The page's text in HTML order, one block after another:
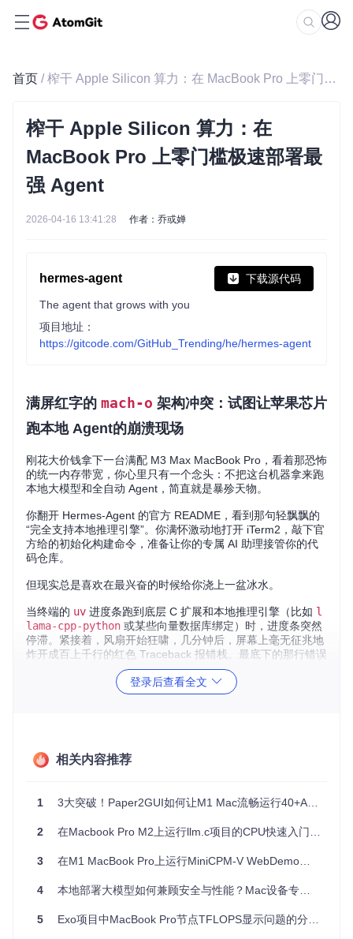
首页 / 榨干 Apple Silicon 算力：在 MacBook Pro 上零门槛极速部署最强 Agent
榨干 Apple Silicon 算力：在
MacBook Pro 上零门槛极速部署最
强 Agent
2026-04-16 13:41:28 作者：乔或婵
hermes-agent 下载源代码
The agent that grows with you
项目地址：
https://gitcode.com/GitHub_Trending/he/hermes-agent
满屏红字的 mach-o 架构冲突：试图让苹果芯片
跑本地 Agent的崩溃现场
刚花大价钱拿下一台满配 M3 Max MacBook Pro，看着那恐怖
的统一内存带宽，你心里只有一个念头：不把这台机器拿来跑
本地大模型和全自动 Agent，简直就是暴殄天物。
你翻开 Hermes-Agent 的官方 README，看到那句轻飘飘的
“完全支持本地推理引擎”。你满怀激动地打开 iTerm2，敲下官
方给的初始化构建命令，准备让你的专属 AI 助理接管你的代
码仓库。
但现实总是喜欢在最兴奋的时候给你浇上一盆冰水。
当终端的 uv 进度条跑到底层 C 扩展和本地推理引擎（比如 l
lama-cpp-python 或某些向量数据库绑定）时，进度条突然
停滞。紧接着，风扇开始狂啸，几分钟后，屏幕上毫无征兆地
炸开成百上千行的红色 Traceback 报错栈。最底下的那行错误
ld: warning: ignoring file... file
was built for x86_64 which is not the architect
ure being linked (arm64)或者是让人绝望的
适配)
里，无数手持顶级 Mac 的极客在哀嚎。官方这套号称跨
平台的架构，在 Apple Silicon 面前直接碎成了一地玻璃渣。
（ARM64 架构）的 macOS 上编译安装 Hermes-Agent 及
脚本未对 Apple Silicon 的底层编译链（如 Metal API 和 Cl
原生arm64的 Wheel 包时，被迫回退到源码编译。这极
址失败，最终造成编译死锁或本地 Agent 彻底无法拉起。
官方文档画的大饼里，默认大家都在用套壳的云端 API。一旦
登录后查看全文
相关内容推荐
1 3大突破！Paper2GUI如何让M1 Mac流畅运行40+AI模型？
2 在Macbook Pro M2上运行llm.c项目的CPU快速入门指南
3 在M1 MacBook Pro上运行MiniCPM-V WebDemo的注意事项
4 本地部署大模型如何兼顾安全与性能？Mac设备专属优化指南
5 Exo项目中MacBook Pro节点TFLOPS显示问题的分析与解决